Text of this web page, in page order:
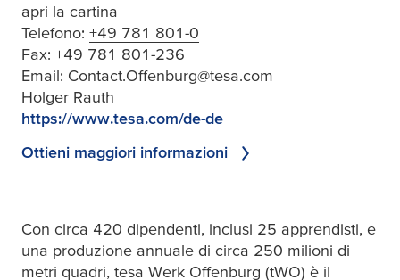
apri la cartina
Telefono: +49 781 801-0
Fax: +49 781 801-236
Email: Contact.Offenburg@tesa.com
Holger Rauth
https://www.tesa.com/de-de
Ottieni maggiori informazioni
Con circa 420 dipendenti, inclusi 25 apprendisti, e
una produzione annuale di circa 250 milioni di
metri quadri, tesa Werk Offenburg (tWO) è il